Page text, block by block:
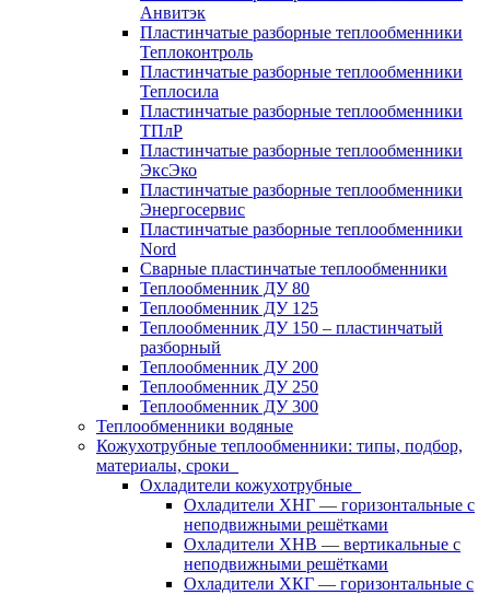
Анвитэк
Пластинчатые разборные теплообменники
Теплоконтроль
Пластинчатые разборные теплообменники
Теплосила
Пластинчатые разборные теплообменники
ТПлР
Пластинчатые разборные теплообменники
ЭксЭко
Пластинчатые разборные теплообменники
Энергосервис
Пластинчатые разборные теплообменники
Nord
Сварные пластинчатые теплообменники
Теплообменник ДУ 80
Теплообменник ДУ 125
Теплообменник ДУ 150 – пластинчатый
разборный
Теплообменник ДУ 200
Теплообменник ДУ 250
Теплообменник ДУ 300
Теплообменники водяные
Кожухотрубные теплообменники: типы, подбор,
материалы, сроки
Охладители кожухотрубные
Охладители ХНГ — горизонтальные с
неподвижными решётками
Охладители ХНВ — вертикальные с
неподвижными решётками
Охладители ХКГ — горизонтальные с